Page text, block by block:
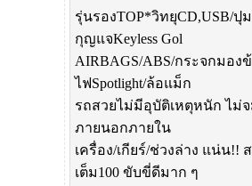
รุ่นรองTOP*วิทยุCD,USB/ปุ
กุญแจKeyless Gol
AIRBAGS/ABS/กระจกมอง
ไฟSpotlight/ล้อแม็ก
รถสวยไม่มีอุบัติเหตุหนัก ไม่
ภายนอกภายใน
เครื่อง/เกียร์/ช่วงล่าง แน่น!!
เต็ม100 ขับขี่ดีมาก ๆ